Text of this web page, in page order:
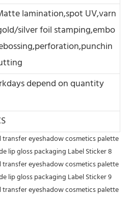
lamination,spot UV,varn
silver foil stamping,embo
depend on quantity